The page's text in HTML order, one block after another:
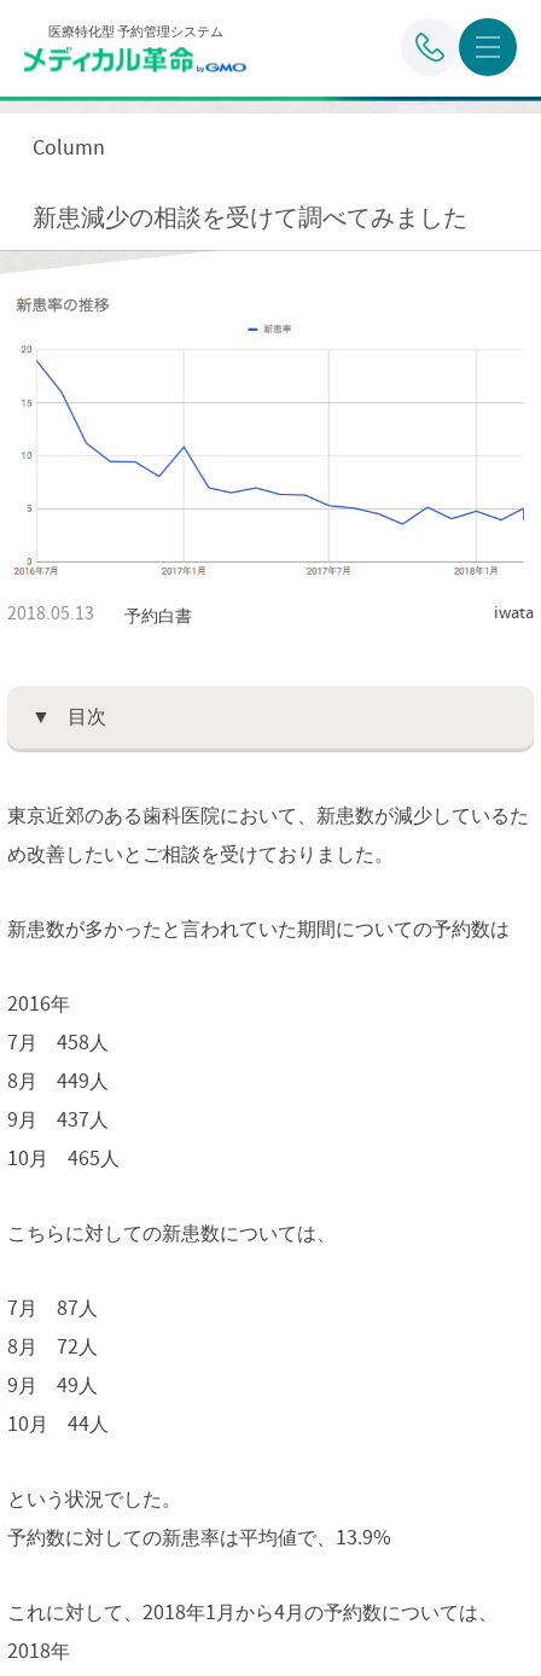
医療特化型 予約管理システム
Column
新患減少の相談を受けて調べてみました
2018.05.13 予約白書 iwata
目次
東京近郊のある歯科医院において、新患数が減少しているた
め改善したいとご相談を受けておりました。
新患数が多かったと言われていた期間についての予約数は
2016年
7月 458人
8月 449人
9月 437人
10月 465人
こちらに対しての新患数については、
7月 87人
8月 72人
9月 49人
10月 44人
という状況でした。
予約数に対しての新患率は平均値で、13.9%
これに対して、2018年1月から4月の予約数については、
2018年